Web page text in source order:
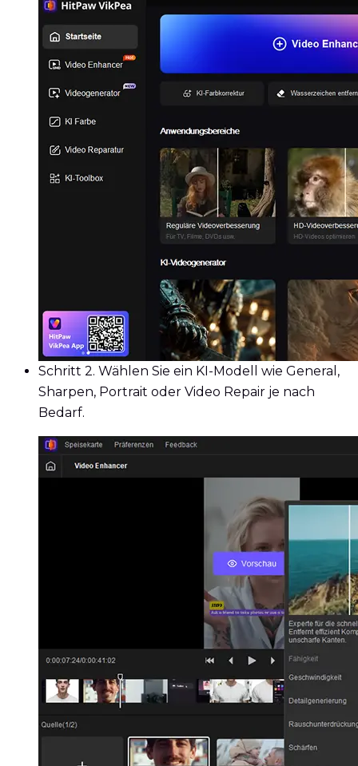
Schritt 2. Wählen Sie ein KI-Modell wie General,
Sharpen, Portrait oder Video Repair je nach
Bedarf.